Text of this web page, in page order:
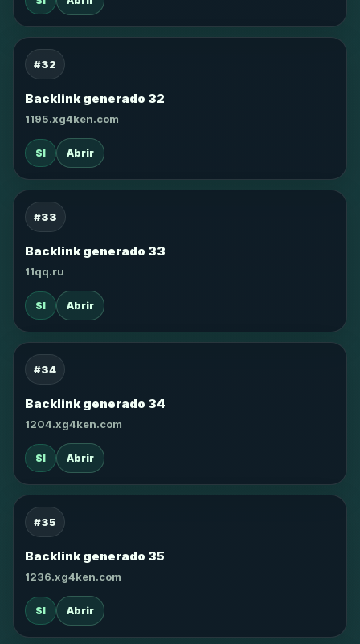
#32
Backlink generado 32
1195.xg4ken.com
SI Abrir
#33
Backlink generado 33
11qq.ru
SI Abrir
#34
Backlink generado 34
1204.xg4ken.com
SI Abrir
#35
Backlink generado 35
1236.xg4ken.com
SI Abrir